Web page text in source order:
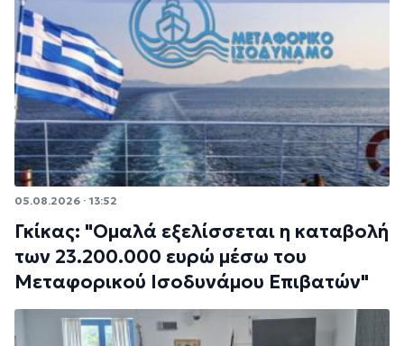
05.08.2026 · 13:52
Γκίκας: "Ομαλά εξελίσσεται η καταβολή
των 23.200.000 ευρώ μέσω του
Μεταφορικού Ισοδυνάμου Επιβατών"